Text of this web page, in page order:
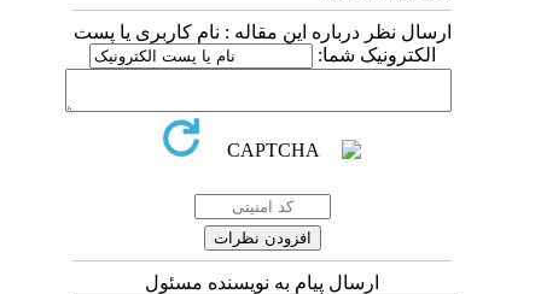
ارسال نظر درباره این مقاله : نام کاربری یا پست
الکترونیک شما:
ارسال پیام به نویسنده مسئول